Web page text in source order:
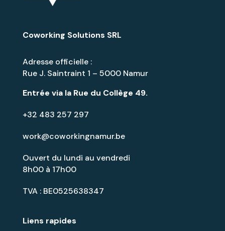
Liens rapides
Coworking Solutions SRL
Adresse officielle :
Rue J. Saintraint 1 – 5000 Namur
Entrée via la Rue du Collège 49.
+32 483 257 297
work@coworkingnamur.be
Ouvert du lundi au vendredi
8h00 à 17h00
TVA : BE0525638347